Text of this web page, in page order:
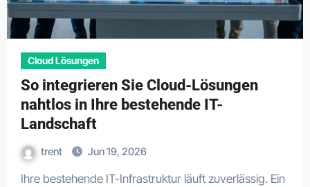
Cloud Lösungen
So integrieren Sie Cloud-Lösungen
nahtlos in Ihre bestehende IT-
Landschaft
trent Jun 19, 2026
Ihre bestehende IT-Infrastruktur läuft zuverlässig. Ein